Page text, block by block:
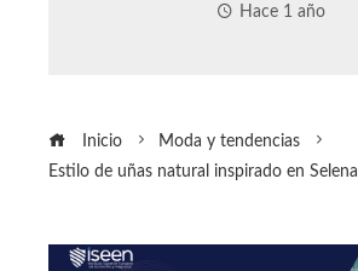
Hace 1 año
Inicio
Moda y tendencias
Estilo de uñas natural inspirado en